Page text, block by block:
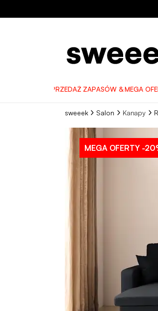
WYPRZEDAŻ ZAPASÓW & MEGA
sweeek Salon Kanapy
MEGA OFERTY-